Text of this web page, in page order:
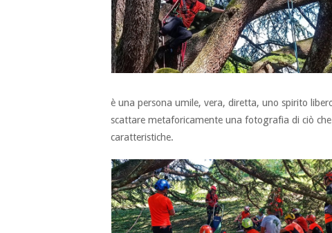
è una persona umile, vera, diretta, uno spirito
scattare metaforicamente una fotografia di ciò
caratteristiche.